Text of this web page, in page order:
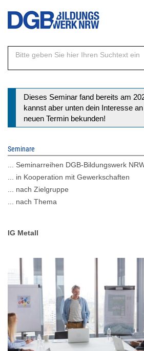
Direkt
Inhalt
Statusmeldung
Dieses Seminar fand bereits am
kannst aber unten dein Interesse
neuen Termin bekunden!
Seminare
... Seminarreihen DGB-Bildungswerk
... in Kooperation mit Gewerkschaften
... nach Zielgruppe
... nach Thema
IG Metall